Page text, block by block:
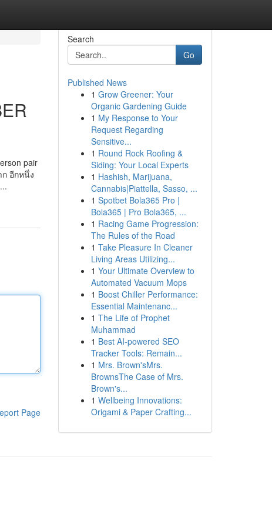
pair
อีกหนึ่ง
Page
Search
Go
Published News
1 Grow Greener: Your
Organic Gardening Guide
1 My Response to Your
Request Regarding
Sensitive...
1 Round Rock Roofing &
Siding: Your Local Experts
1 Hashish, Marijuana,
Cannabis|Piattella, Sasso, ...
1 Spotbet Bola365 Pro |
Bola365 | Pro Bola365, ...
1 Racing Game Progression:
The Rules of the Road
1 Take Pleasure In Cleaner
Living Areas Utilizing...
1 Your Ultimate Overview to
Automated Vacuum Mops
1 Boost Chiller Performance:
Essential Maintenanc...
1 The Life of Prophet
Muhammad
1 Best AI-powered SEO
Tracker Tools: Remain...
1 Mrs. Brown'sMrs.
BrownsThe Case of Mrs.
Brown's...
1 Wellbeing Innovations:
Origami & Paper Crafting...